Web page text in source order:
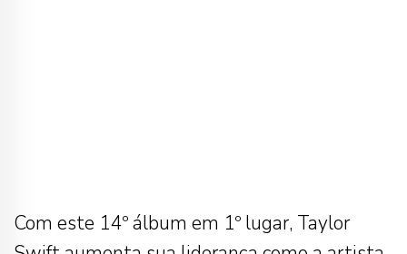
Com este 14º álbum em 1º lugar, Taylor